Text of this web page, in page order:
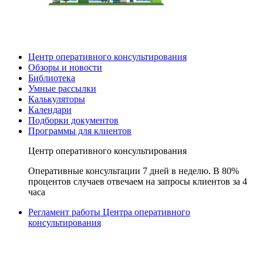
Центр оперативного консультирования
Обзоры и новости
Библиотека
Умные рассылки
Калькуляторы
Календари
Подборки документов
Программы для клиентов
Центр оперативного консультирования
Оперативные консультации 7 дней в неделю. В 80%
процентов случаев отвечаем на запросы клиентов за 4
часа
Регламент работы Центра оперативного
консультирования